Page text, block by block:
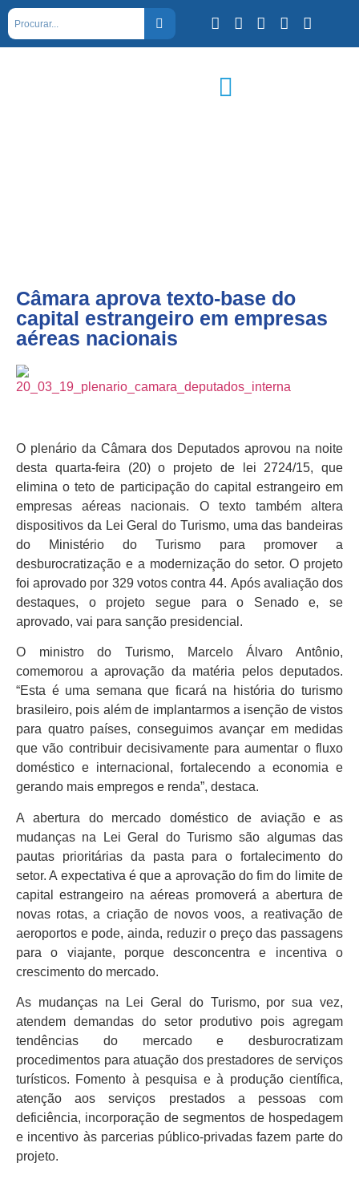
Câmara aprova texto-base do
capital estrangeiro em empresas
aéreas nacionais
O plenário da Câmara dos Deputados aprovou na noite
desta quarta-feira (20) o projeto de lei 2724/15, que
elimina o teto de participação do capital estrangeiro em
empresas aéreas nacionais. O texto também altera
dispositivos da Lei Geral do Turismo, uma das bandeiras
do Ministério do Turismo para promover a
desburocratização e a modernização do setor. O projeto
foi aprovado por 329 votos contra 44. Após avaliação dos
destaques, o projeto segue para o Senado e, se
aprovado, vai para sanção presidencial.
O ministro do Turismo, Marcelo Álvaro Antônio,
comemorou a aprovação da matéria pelos deputados.
“Esta é uma semana que ficará na história do turismo
brasileiro, pois além de implantarmos a isenção de vistos
para quatro países, conseguimos avançar em medidas
que vão contribuir decisivamente para aumentar o fluxo
doméstico e internacional, fortalecendo a economia e
gerando mais empregos e renda”, destaca.
A abertura do mercado doméstico de aviação e as
mudanças na Lei Geral do Turismo são algumas das
pautas prioritárias da pasta para o fortalecimento do
setor. A expectativa é que a aprovação do fim do limite de
capital estrangeiro na aéreas promoverá a abertura de
novas rotas, a criação de novos voos, a reativação de
aeroportos e pode, ainda, reduzir o preço das passagens
para o viajante, porque desconcentra e incentiva o
crescimento do mercado.
As mudanças na Lei Geral do Turismo, por sua vez,
atendem demandas do setor produtivo pois agregam
tendências do mercado e desburocratizam
procedimentos para atuação dos prestadores de serviços
turísticos. Fomento à pesquisa e à produção científica,
atenção aos serviços prestados a pessoas com
deficiência, incorporação de segmentos de hospedagem
e incentivo às parcerias público-privadas fazem parte do
projeto.